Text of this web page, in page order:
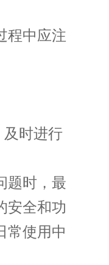
中应注
时进行
时，最
安全和功
常使用中